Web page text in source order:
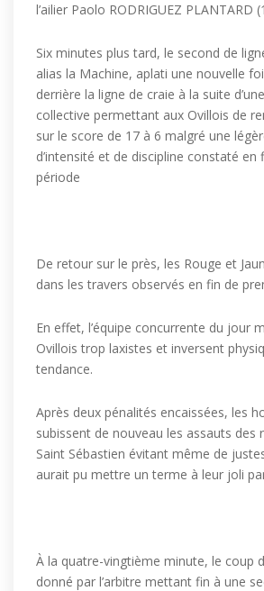
l’ailier Paolo RODRIGUEZ PLANTARD
Six minutes plus tard, le second de
alias la Machine, aplati une nouvelle
derrière la ligne de craie à la suite
collective permettant aux Ovillois de
sur le score de 17 à 6 malgré une
d’intensité et de discipline constaté en
période
De retour sur le près, les Rouge et
dans les travers observés en fin de
En effet, l’équipe concurrente du jour
Ovillois trop laxistes et inversent
tendance.
Après deux pénalités encaissées, les
subissent de nouveau les assauts des
Saint Sébastien évitant même de
aurait pu mettre un terme à leur joli
À la quatre-vingtième minute, le coup
donné par l’arbitre mettant fin à une